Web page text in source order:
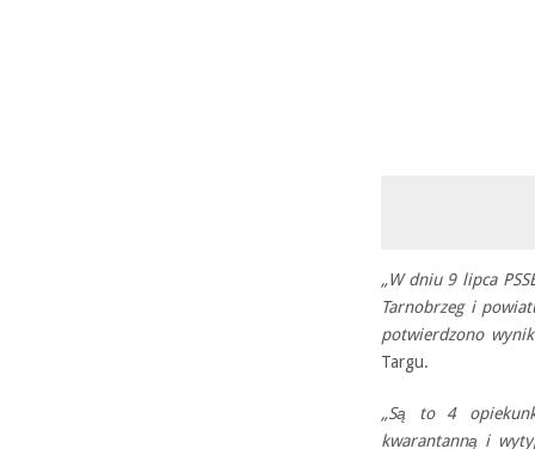
„W dniu 9 lipca
Tarnobrzeg i
potwierdzono
Targu.
„Są to 4
kwarantanną i